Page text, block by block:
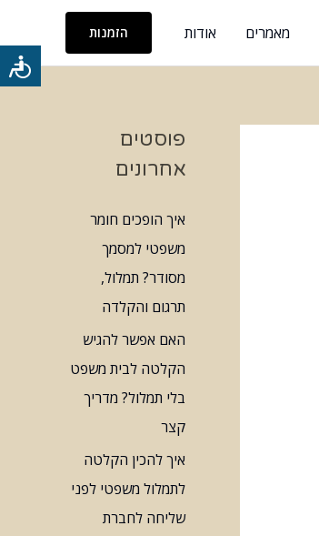
מאמרים אודות הזמנות
פוסטים
אחרונים
איך הופכים חומר
משפטי למסמך
מסודר? תמלול,
תרגום והקלדה
האם אפשר להגיש
הקלטה לבית משפט
בלי תמלול? מדריך
קצר
איך להכין הקלטה
לתמלול משפטי לפני
שליחה לחברת
נגישות